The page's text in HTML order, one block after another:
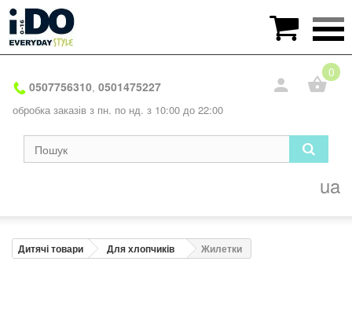
0507756310, 0501475227
обробка заказів з пн. по нд. з 10:00 до 22:00
0
ua
Дитячі товари Для хлопчиків Жилетки
